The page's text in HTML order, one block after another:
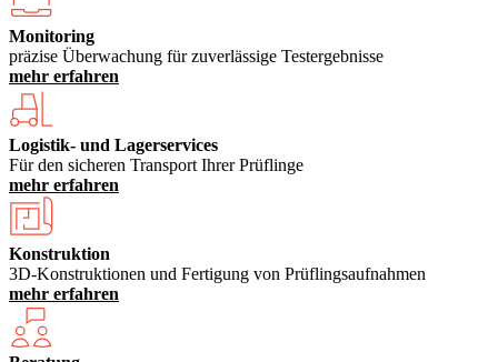
Monitoring
präzise Überwachung für zuverlässige Testergebnisse
mehr erfahren
Logistik- und Lagerservices
Für den sicheren Transport Ihrer Prüflinge
mehr erfahren
Konstruktion
3D-Konstruktionen und Fertigung von Prüflingsaufnahmen
mehr erfahren